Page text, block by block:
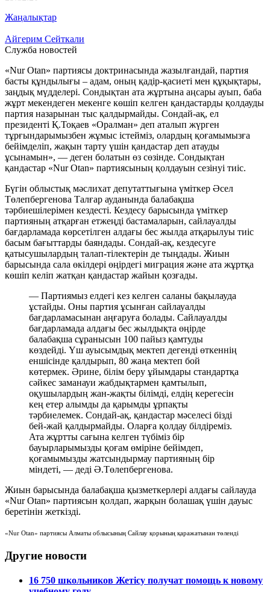
Жаңалықтар
Айгерим Сейткали
Служба новостей
«Nur Otan» партиясы доктринасында жазылғандай, партия
басты құндылығы – адам, оның қадір-қасиеті мен құқықтары,
заңдық мүдделері. Сондықтан ата жұртына аңсары ауып, баба
жұрт мекендеген мекенге көшіп келген қандастарды қолдауды
партия назарынан тыс қалдырмайды. Сондай-ақ, ел
президенті Қ.Тоқаев «Оралман» деп аталып жүрген
тұрғындарымызбен жұмыс істейміз, олардың қоғамымызға
бейімделіп, жақын тарту үшін қандастар деп атауды
ұсынамын», — деген болатын өз сөзінде. Сондықтан
қандастар «Nur Otan» партиясының қолдауын сезінуі тиіс.
Бүгін облыстық мәслихат депутаттығына үміткер Әсел
Төлепбергенова Талғар ауданында балабақша
тәрбиешілерімен кездесті. Кездесу барысында үміткер
партияның атқарған етжеңді бастамаларын, сайлауалды
бағдарламада көрсетілген алдағы бес жылда атқарылуы тиіс
басым бағыттарды баяндады. Сондай-ақ, кездесуге
қатысушылардың талап-тілектерін де тыңдады. Жиын
барысында сала өкілдері өңірдегі миграция және ата жұртқа
көшіп келіп жатқан қандастар жайын қозғады.
— Партиямыз елдегі кез келген саланы бақылауда
ұстайды. Оны партия ұсынған сайлауалды
бағдарламасынан аңғаруға болады. Сайлауалды
бағдарламада алдағы бес жылдықта өңірде
балабақша сұранысын 100 пайыз қамтуды
көздейді. Үш ауысымдық мектеп дегенді өткеннің
еншісінде қалдырып, 80 жаңа мектеп бой
көтермек. Әрине, білім беру ұйымдары стандартқа
сәйкес заманауи жабдықтармен қамтылып,
оқушылардың жан-жақты білімді, елдің керегесін
кең етер алымды да қарымды ұрпақты
тәрбиелемек. Сондай-ақ, қандастар мәселесі бізді
бей-жай қалдырмайды. Оларға қолдау білдіреміз.
Ата жұртты сағына келген түбіміз бір
бауырларымызды қоғам өміріне бейімдеп,
қоғамымызды жатсындырмау партияның бір
міндеті, — деді Ә.Төлепбергенова.
Жиын барысында балабақша қызметкерлері алдағы сайлауда
«Nur Otan» партиясын қолдап, жарқын болашақ үшін дауыс
беретінін жеткізді.
«Nur Otan» партиясы Алматы облысының Сайлау қорының қаражатынан төленді
Другие новости
16 750 школьников Жетісу получат помощь к новому